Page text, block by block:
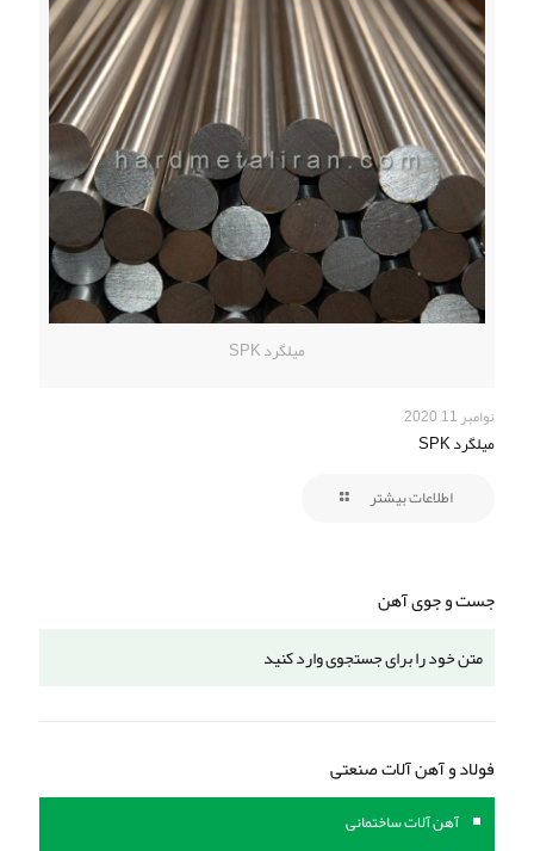
میلگرد SPK
نوامبر 11, 2020
میلگرد SPK
اطلاعات بیشتر
جست و جوی آهن
فولاد و آهن آلات صنعتی
آهن آلات ساختمانی